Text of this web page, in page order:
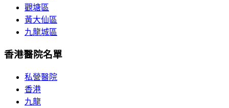
觀塘區
黃大仙區
九龍城區
香港醫院名單
私營醫院
香港
九龍